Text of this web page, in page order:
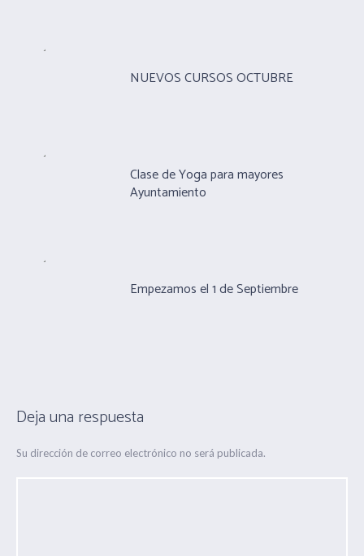
NUEVOS CURSOS OCTUBRE
Clase de Yoga para mayores
Ayuntamiento
Empezamos el 1 de Septiembre
Deja una respuesta
Su dirección de correo electrónico no será publicada.